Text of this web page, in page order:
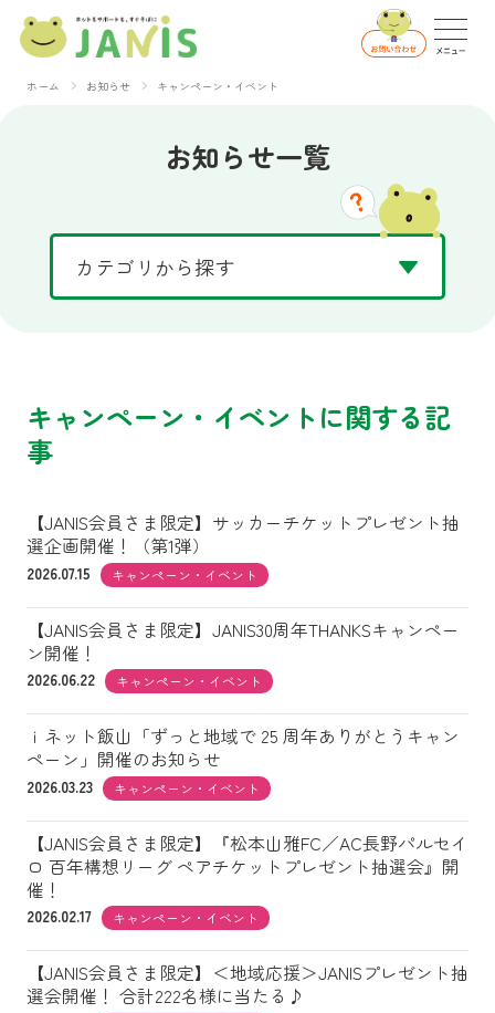
ホーム お知らせ キャンペーン・イベント
お知らせ一覧
キャンペーン・イベントに関する記
事
【JANIS会員さま限定】サッカーチケットプレゼント抽
選企画開催！（第1弾）
2026.07.15 キャンペーン・イベント
【JANIS会員さま限定】JANIS30周年THANKSキャンペー
ン開催！
2026.06.22 キャンペーン・イベント
ｉネット飯山「ずっと地域で 25 周年ありがとうキャン
ペーン」開催のお知らせ
2026.03.23 キャンペーン・イベント
【JANIS会員さま限定】『松本山雅FC／AC長野パルセイ
ロ 百年構想リーグ ペアチケットプレゼント抽選会』開
催！
2026.02.17 キャンペーン・イベント
【JANIS会員さま限定】＜地域応援＞JANISプレゼント抽
選会開催！ 合計222名様に当たる♪